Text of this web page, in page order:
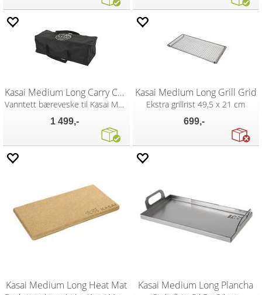
Kasai Medium Long Carry Case
Vanntett bæreveske til Kasai Medium Long
1 499,-
Kasai Medium Long Grill Grid
Ekstra grillrist 49,5 x 21 cm
699,-
Kasai Medium Long Heat Mat Kasai Medium Long Plancha